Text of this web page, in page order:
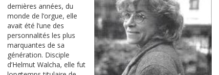
dernières années, du
monde de l’orgue, elle
avait été l’une des
personnalités les plus
marquantes de sa
génération. Disciple
d’Helmut Walcha, elle fut